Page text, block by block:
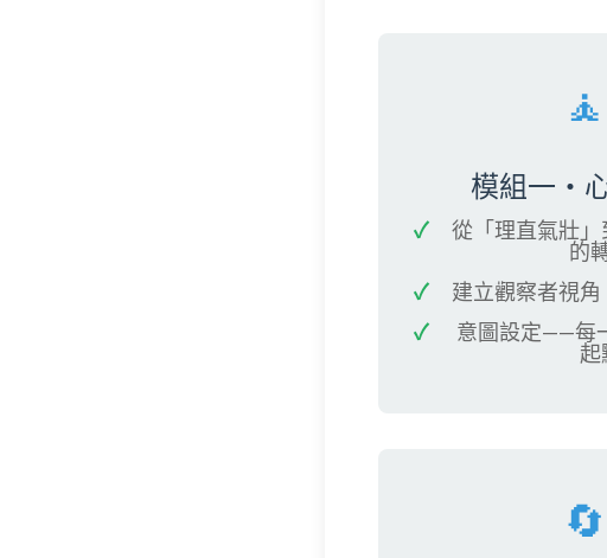
🧘
模組一・
從「理直氣壯」
的
建立觀察者視
意圖設定——每
起
🔄